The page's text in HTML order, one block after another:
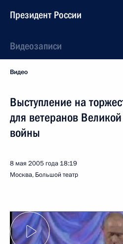
Президент России
Видеозаписи
Видео
Выступление на
для ветеранов
войны
8 мая 2005 года 18:19
Москва, Большой театр